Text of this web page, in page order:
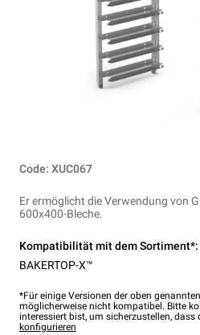
Code: XUC067
Er ermöglicht die Verwendung von
600x400-Bleche.
Kompatibilität mit dem Sortiment*:
BAKERTOP-X™
*Für einige Versionen der oben
möglicherweise nicht kompatibel. Bitte
interessiert bist, um sicherzustellen,
konfigurieren